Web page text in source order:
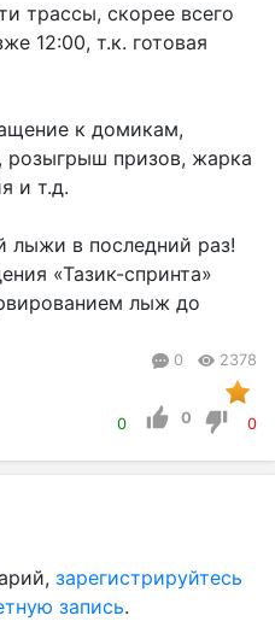
трассы, скорее всего
12:00, т.к. готовая
к домикам,
розыгрыш призов, жарка
и т.д.
лыжи в последний раз!
«Тазик-спринта»
лыж до
0 2378
0 0 0
зарегистрируйтесь
запись.